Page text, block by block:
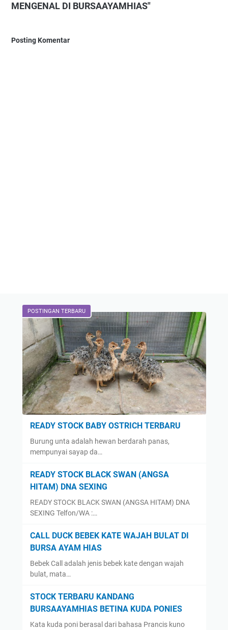
MENGENAL DI BURSAAYAMHIAS"
Posting Komentar
POSTINGAN TERBARU
READY STOCK BABY OSTRICH TERBARU
Burung unta adalah hewan berdarah panas,
mempunyai sayap da…
READY STOCK BLACK SWAN (ANGSA
HITAM) DNA SEXING
READY STOCK BLACK SWAN (ANGSA HITAM) DNA
SEXING Telfon/WA :…
CALL DUCK BEBEK KATE WAJAH BULAT DI
BURSA AYAM HIAS
Bebek Call adalah jenis bebek kate dengan wajah
bulat, mata…
STOCK TERBARU KANDANG
BURSAAYAMHIAS BETINA KUDA PONIES
Kata kuda poni berasal dari bahasa Prancis kuno